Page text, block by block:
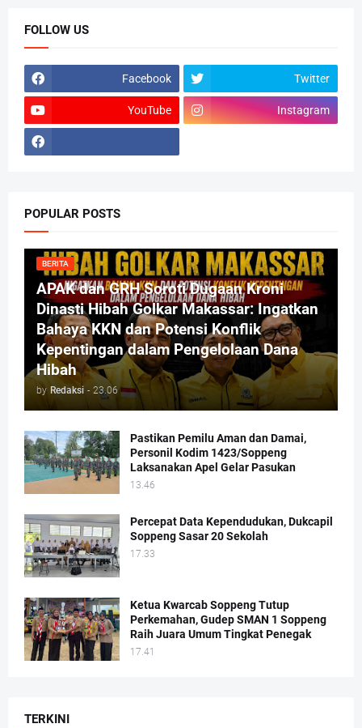
FOLLOW US
Facebook Twitter
YouTube Instagram
POPULAR POSTS
BERITA
APAK dan GRH Soroti Dugaan Kroni
Dinasti Hibah Golkar Makassar: Ingatkan
Bahaya KKN dan Potensi Konflik
Kepentingan dalam Pengelolaan Dana
Hibah
by Redaksi - 23.06
Pastikan Pemilu Aman dan Damai,
Personil Kodim 1423/Soppeng
Laksanakan Apel Gelar Pasukan
13.46
Percepat Data Kependudukan, Dukcapil
Soppeng Sasar 20 Sekolah
17.33
Ketua Kwarcab Soppeng Tutup
Perkemahan, Gudep SMAN 1 Soppeng
Raih Juara Umum Tingkat Penegak
17.41
TERKINI